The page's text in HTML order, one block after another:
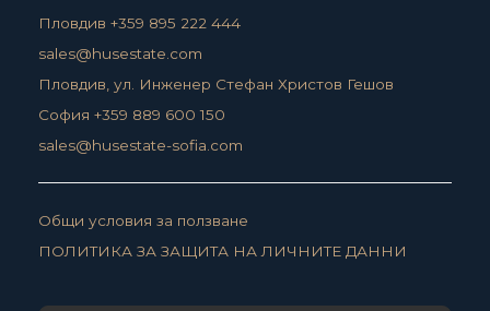
Пловдив +359 895 222 444
sales@husestate.com
Пловдив, ул. Инженер Стефан Христов Гешов
София +359 889 600 150
sales@husestate-sofia.com
Общи условия за ползване
ПОЛИТИКА ЗА ЗАЩИТА НА ЛИЧНИТЕ ДАННИ